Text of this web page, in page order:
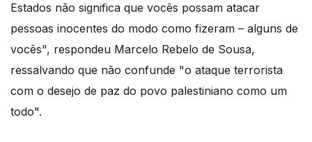
Estados não significa que vocês possam atacar
pessoas inocentes do modo como fizeram – alguns de
vocês", respondeu Marcelo Rebelo de Sousa,
ressalvando que não confunde "o ataque terrorista
com o desejo de paz do povo palestiniano como um
todo".